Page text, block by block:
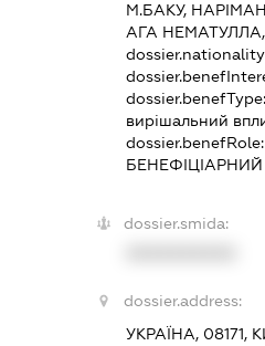
М.БАКУ,
АГА НЕМАТУЛЛА,
dossier.benefType:
вирішальний
dossier.benefRole:
dossier.smida:
dossier.address:
УКРАЇНА, 08171,